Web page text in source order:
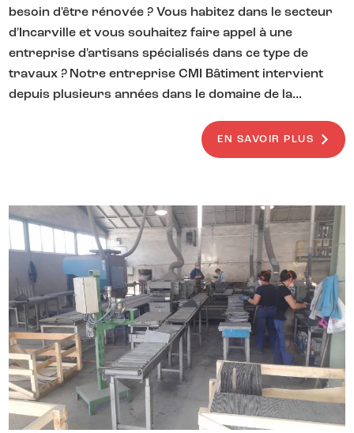
besoin d'être rénovée ? Vous habitez dans le secteur
d'Incarville et vous souhaitez faire appel à une
entreprise d'artisans spécialisés dans ce type de
travaux ? Notre entreprise CMI Bâtiment intervient
depuis plusieurs années dans le domaine de la...
EN SAVOIR PLUS